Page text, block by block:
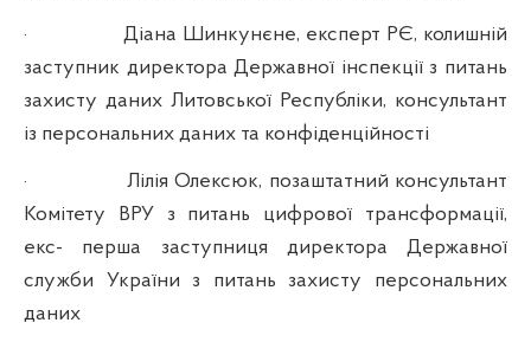
·
Діана Шинкунєне, експерт РЄ, колишній
заступник директора Державної інспекції з питань
захисту даних Литовської Республіки, консультант
із персональних даних та конфіденційності
·
Лілія Олексюк, позаштатний консультант
Комітету ВРУ з питань цифрової трансформації,
екс- перша заступниця директора Державної
служби України з питань захисту персональних
даних